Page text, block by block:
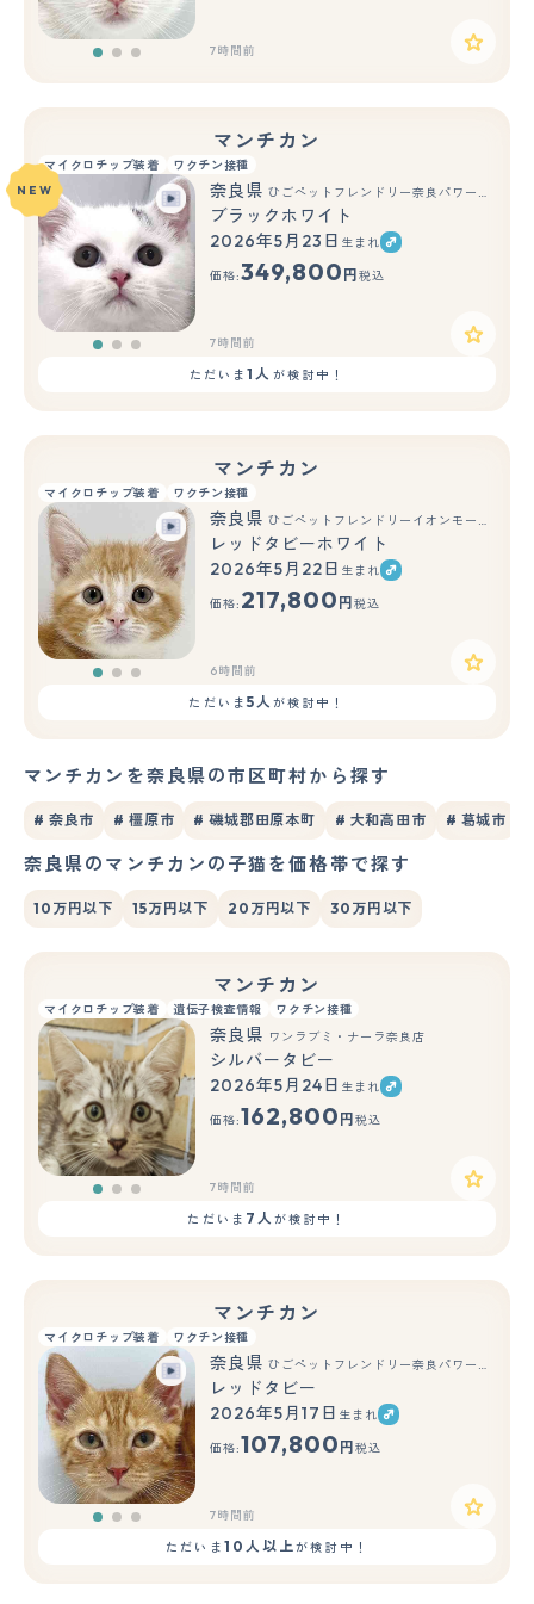
7時間前
マンチカン
マイクロチップ装着 ワクチン接種
もっと見る
NEW 奈良県 ひごペットフレンドリー奈良パワーシティ店
ブラックホワイト
2026年5月23日 生まれ
価格:349,800 円 税込
7時間前
ただいま1人 が検討中！
マンチカン
マイクロチップ装着 ワクチン接種
もっと見る
奈良県 ひごペットフレンドリーイオンモール橿原ウエスト・ビレッジ店
レッドタビーホワイト
2026年5月22日 生まれ
価格: 217,800 円 税込
6時間前
ただいま 5人が検討中！
マンチカンを奈良県の市区町村から探す
# 奈良市 # 橿原市 # 磯城郡田原本町 # 大和高田市 # 葛城市
奈良県のマンチカンの子猫を価格帯で探す
10万円以下 15万円以下 20万円以下 30万円以下
マンチカン
マイクロチップ装着 遺伝子検査情報 ワクチン接種
もっと見る
奈良県 ワンラブミ・ナーラ奈良店
シルバータビー
2026年5月24日 生まれ
価格:162,800 円 税込
7時間前
ただいま 7人が検討中！
マンチカン
マイクロチップ装着 ワクチン接種
もっと見る
奈良県 ひごペットフレンドリー奈良パワーシティ店
レッドタビー
2026年5月17日 生まれ
価格:107,800 円 税込
7時間前
ただいま 10人以上が検討中！